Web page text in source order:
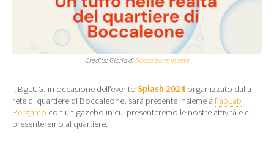
Credits: Gloria diBoccaleone in rete
Il BgLUG, in occasione dell’evento Splash 2024 organizzato dalla
rete di quartiere di Boccaleone, sarà presente insieme a FabLab
Bergamo con un gazebo in cui presenteremo le nostre attività e ci
presenteremo al quartiere.